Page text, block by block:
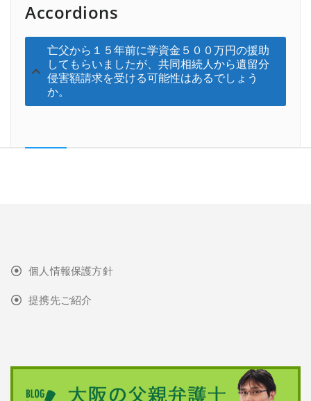
Accordions
亡父から１５年前に学資金５００万円の援助
してもらいましたが、共同相続人から遺留分
侵害額請求を受ける可能性はあるでしょう
か。
個人情報保護方針
提携先ご紹介